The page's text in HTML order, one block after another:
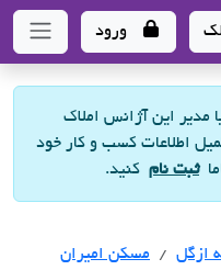
و مشاورین املاک
ورود
مدیر این آژانس املاک
اطلاعات کسب و کار خود
ثبت نام کنید.
های املاک
ازگل
مسکن امیران